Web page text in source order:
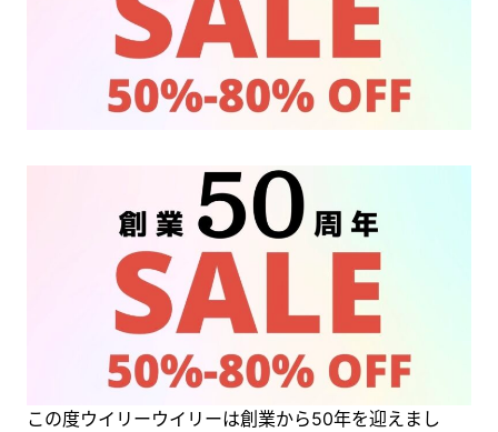
この度ウイリーウイリーは創業から50年を迎えまし